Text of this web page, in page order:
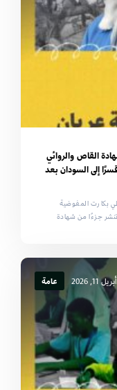
القاص والروائي
إلى السودان بعد
بكارت المفوضية
جزءًا من شهادة
أبريل 11, 2026 عامة